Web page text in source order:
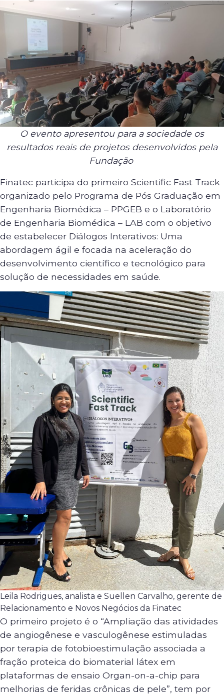
O evento apresentou para a sociedade os
resultados reais de projetos desenvolvidos pela
Fundação
Finatec participa do primeiro Scientific Fast Track
organizado pelo Programa de Pós Graduação em
Engenharia Biomédica – PPGEB e o Laboratório
de Engenharia Biomédica – LAB com o objetivo
de estabelecer Diálogos Interativos: Uma
abordagem ágil e focada na aceleração do
desenvolvimento científico e tecnológico para
solução de necessidades em saúde.
Leila Rodrigues, analista e Suellen Carvalho, gerente de
Relacionamento e Novos Negócios da Finatec
O primeiro projeto é o “Ampliação das atividades
de angiogênese e vasculogênese estimuladas
por terapia de fotobioestimulação associada a
fração proteica do biomaterial látex em
plataformas de ensaio Organ-on-a-chip para
melhorias de feridas crônicas de pele”, tem por